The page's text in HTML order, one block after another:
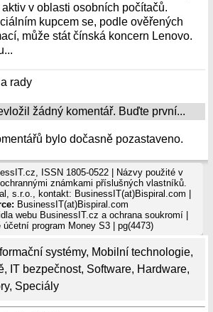
systémy, Mobilní technologie,
, IT bezpečnost, Software, Hardware,
, Speciály
v oblasti osobních počítačů.
kupcem se, podle ověřených
může stát čínská koncern Lenovo.
rady
žádný komentář. Buďte první...
bylo dočasně pozastaveno.
ISSN 1805-0522 | Názvy použité v
známkami příslušných vlastníků.
s.r.o., kontakt: BusinessIT(at)Bispiral.com |
BusinessIT(at)Bispiral.com
webu BusinessIT.cz a ochrana soukromí|
účetní program Money S3 | pg(4473)